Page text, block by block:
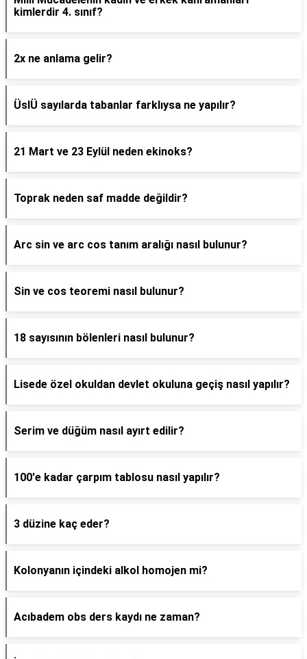
kimlerdir 4. sınıf?
2x ne anlama gelir?
ÜslÜ sayılarda tabanlar farklıysa ne yapılır?
21 Mart ve 23 Eylül neden ekinoks?
Toprak neden saf madde değildir?
Arc sin ve arc cos tanım aralığı nasıl bulunur?
Sin ve cos teoremi nasıl bulunur?
18 sayısının bölenleri nasıl bulunur?
Lisede özel okuldan devlet okuluna geçiş nasıl yapılır?
Serim ve düğüm nasıl ayırt edilir?
100'e kadar çarpım tablosu nasıl yapılır?
3 düzine kaç eder?
Kolonyanın içindeki alkol homojen mi?
Acıbadem obs ders kaydı ne zaman?